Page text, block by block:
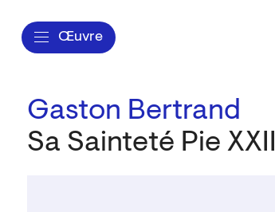
Œuvre
Gaston Bertrand
Sa Sainteté Pie XXII